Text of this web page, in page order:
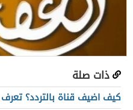
ذات صلة
كيف اضيف قناة بالتردد؟